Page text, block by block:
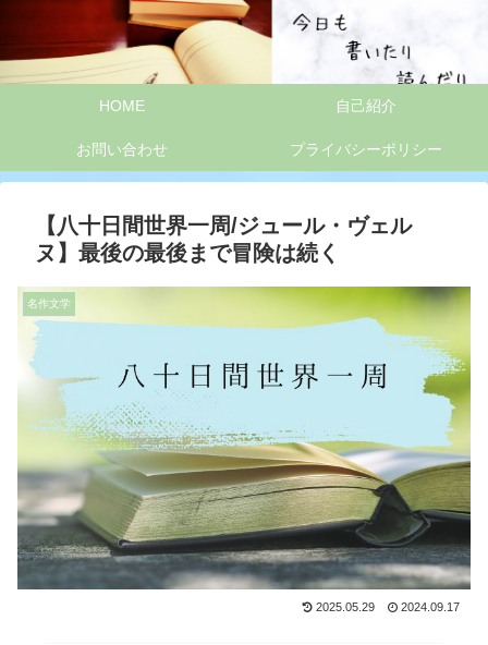
HOME 自己紹介
お問い合わせ プライバシーポリシー
【八十日間世界一周/ジュール・ヴェル
ヌ】最後の最後まで冒険は続く
名作文学
2025.05.29 2024.09.17